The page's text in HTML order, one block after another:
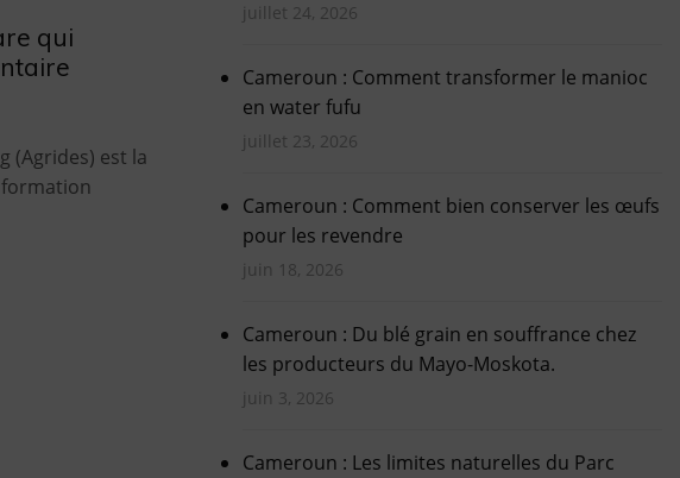
qui
(Agrides) est la
formation
juillet 24, 2026
Cameroun : Comment transformer le manioc
en water fufu
juillet 23, 2026
Cameroun : Comment bien conserver les œufs
pour les revendre
juin 18, 2026
Cameroun : Du blé grain en souffrance chez
les producteurs du Mayo-Moskota.
juin 3, 2026
Cameroun : Les limites naturelles du Parc